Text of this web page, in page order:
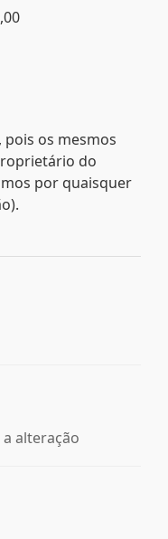
os mesmos
do
por quaisquer
alteração